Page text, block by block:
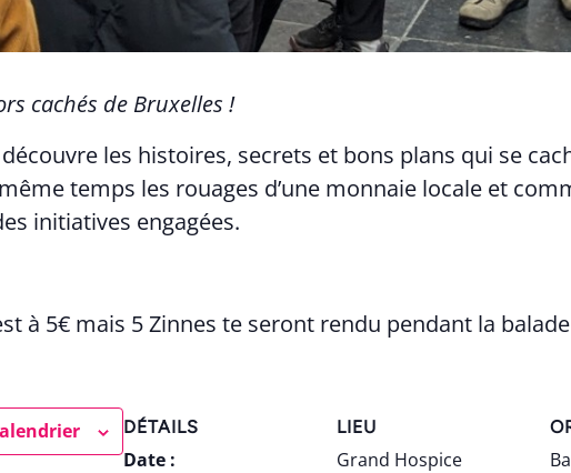
cachés de Bruxelles !
les histoires, secrets et bons plans qui se
temps les rouages d’une monnaie locale et
initiatives engagées.
à 5€ mais 5 Zinnes te seront rendu pendant la
DÉTAILS
Date :
LIEU
Grand Hospice